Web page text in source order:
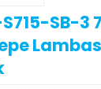
SB-3